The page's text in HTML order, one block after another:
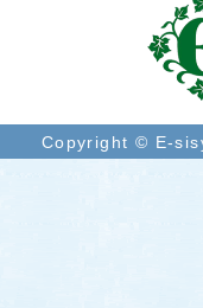
Copyright © E-